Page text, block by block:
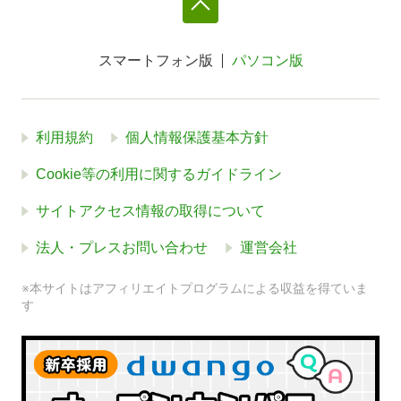
スマートフォン版 パソコン版
利用規約 個人情報保護基本方針
Cookie等の利用に関するガイドライン
サイトアクセス情報の取得について
法人・プレスお問い合わせ 運営会社
※本サイトはアフィリエイトプログラムによる収益を得ていま
す